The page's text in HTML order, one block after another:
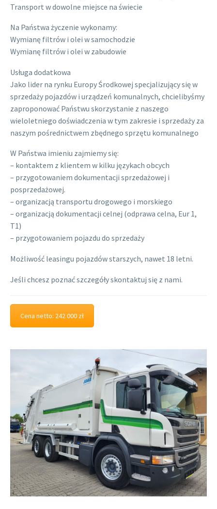
Transport w dowolne miejsce na świecie
Na Państwa życzenie wykonamy:
Wymianę filtrów i olei w samochodzie
Wymianę filtrów i olei w zabudowie
Usługa dodatkowa
Jako lider na rynku Europy Środkowej specjalizujący się w
sprzedaży pojazdów i urządzeń komunalnych, chcielibyśmy
zaproponować Państwu skorzystanie z naszego
wieloletniego doświadczenia w tym zakresie i sprzedaży za
naszym pośrednictwem zbędnego sprzętu komunalnego
W Państwa imieniu zajmiemy się:
– kontaktem z klientem w kilku językach obcych
– przygotowaniem dokumentacji sprzedażowej i
posprzedażowej.
– organizacją transportu drogowego i morskiego
– organizacją dokumentacji celnej (odprawa celna, Eur 1,
T1)
– przygotowaniem pojazdu do sprzedaży
Możliwość leasingu pojazdów starszych, nawet 18 letni.
Jeśli chcesz poznać szczegóły skontaktuj się z nami.
Cena netto: 242 000 zł